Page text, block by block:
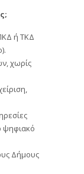
ή ΤΚΔ
χωρίς
ψηφιακό
Δήμους